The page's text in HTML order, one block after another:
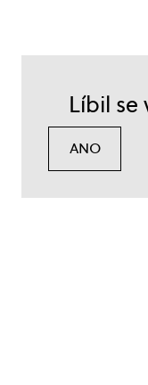
Líbil se
ANO